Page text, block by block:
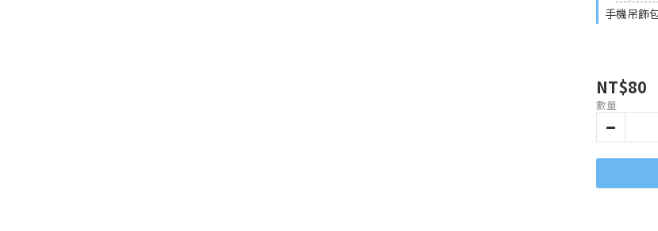
手機吊飾
NT$80
數量